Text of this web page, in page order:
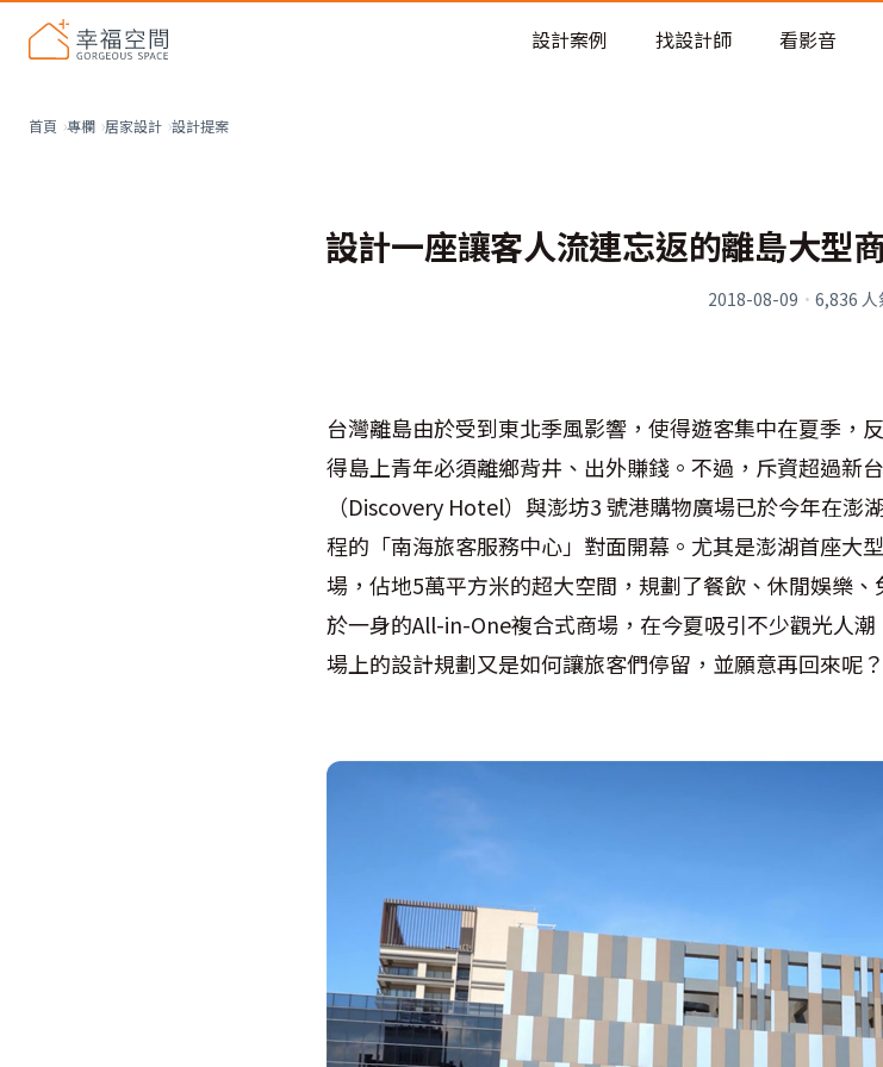
老屋預算分配與高 CP 值煥
設計案例 找設計師 看影音
首頁 專欄 居家設計 設計提案
設計一座讓客人流連忘返的離島大型
2018-08-09 · 6,836 人
台灣離島由於受到東北季風影響，使得遊客集中在夏季，
得島上青年必須離鄉背井、出外賺錢。不過，斥資超過新
（Discovery Hotel）與澎坊3 號港購物廣場已於今年在澎
程的「南海旅客服務中心」對面開幕。尤其是澎湖首座大
場，佔地5萬平方米的超大空間，規劃了餐飲、休閒娛樂
於一身的All-in-One複合式商場，在今夏吸引不少觀光人
場上的設計規劃又是如何讓旅客們停留，並願意再回來呢？